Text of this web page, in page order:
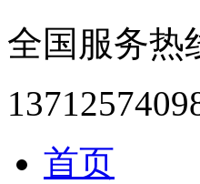
全国服务热
首页